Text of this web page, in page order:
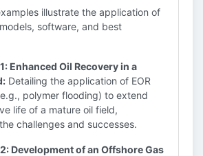
illustrate the application of
software, and best
Enhanced Oil Recovery in a
Detailing the application of EOR
polymer flooding) to extend
life of a mature oil field,
challenges and successes.
Development of an Offshore Gas